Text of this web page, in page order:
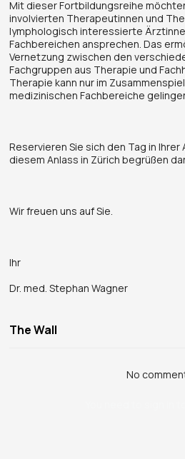
Mit dieser Fortbildungsreihe
involvierten Therapeutinnen und
lymphologisch interessierte
Fachbereichen ansprechen. Das
Vernetzung zwischen den
Fachgruppen aus Therapie und
Therapie kann nur im
medizinischen Fachbereiche
Reservieren Sie sich den Tag in Ihrer
diesem Anlass in Zürich begrüßen
Wir freuen uns auf Sie.
Ihr
Dr. med. Stephan Wagner
The Wall
No